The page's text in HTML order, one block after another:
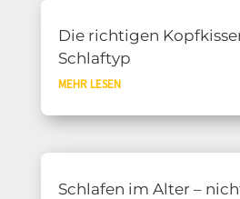
Die richtigen
Schlaftyp
MEHR LESEN
Schlafen im Alter –